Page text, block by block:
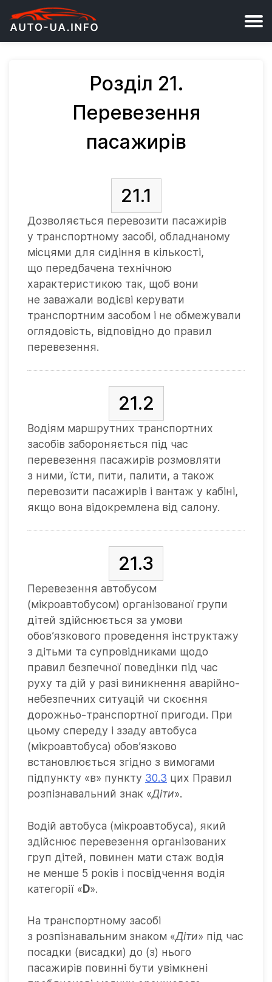
Розділ 21.
Перевезення
пасажирів
21.1
Дозволяється перевозити пасажирів
у транспортному засобі, обладнаному
місцями для сидіння в кількості,
що передбачена технічною
характеристикою так, щоб вони
не заважали водієві керувати
транспортним засобом і не обмежували
оглядовість, відповідно до правил
перевезення.
21.2
Водіям маршрутних транспортних
засобів забороняється під час
перевезення пасажирів розмовляти
з ними, їсти, пити, палити, а також
перевозити пасажирів і вантаж у кабіні,
якщо вона відокремлена від салону.
21.3
Перевезення автобусом
(мікроавтобусом) організованої групи
дітей здійснюється за умови
обов’язкового проведення інструктажу
з дітьми та супровідниками щодо
правил безпечної поведінки під час
руху та дій у разі виникнення аварійно-
небезпечних ситуацій чи скоєння
дорожньо-транспортної пригоди. При
цьому спереду і ззаду автобуса
(мікроавтобуса) обов’язково
встановлюється згідно з вимогами
підпункту «в» пункту 30.3 цих Правил
розпізнавальний знак «Діти».
Водій автобуса (мікроавтобуса), який
здійснює перевезення організованих
груп дітей, повинен мати стаж водія
не менше 5 років і посвідчення водія
категорії «D».
На транспортному засобі
з розпізнавальним знаком «Діти» під час
посадки (висадки) до (з) нього
пасажирів повинні бути увімкнені